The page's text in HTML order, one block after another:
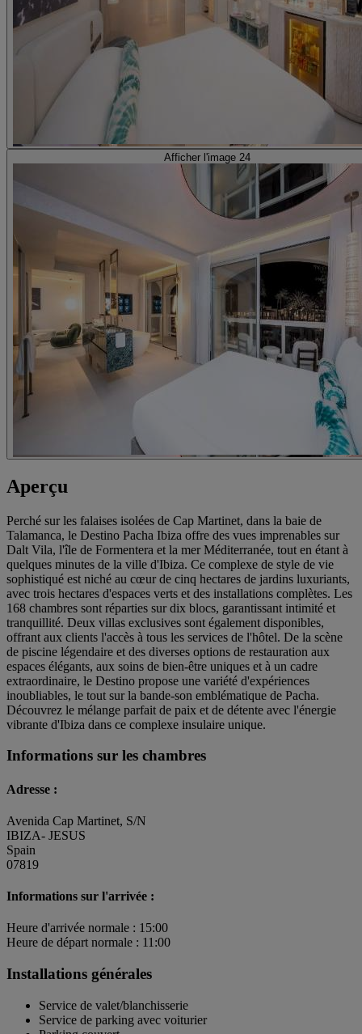
Afficher l'image 24
Aperçu
Perché sur les falaises isolées de Cap Martinet, dans la baie de
Talamanca, le Destino Pacha Ibiza offre des vues imprenables sur
Dalt Vila, l'île de Formentera et la mer Méditerranée, tout en étant à
quelques minutes de la ville d'Ibiza. Ce complexe de style de vie
sophistiqué est niché au cœur de cinq hectares de jardins luxuriants,
avec trois hectares d'espaces verts et des installations complètes. Les
168 chambres sont réparties sur dix blocs, garantissant intimité et
tranquillité. Deux villas exclusives sont également disponibles,
offrant aux clients l'accès à tous les services de l'hôtel. De la scène
de piscine légendaire et des diverses options de restauration aux
espaces élégants, aux soins de bien-être uniques et à un cadre
extraordinaire, le Destino propose une variété d'expériences
inoubliables, le tout sur la bande-son emblématique de Pacha.
Découvrez le mélange parfait de paix et de détente avec l'énergie
vibrante d'Ibiza dans ce complexe insulaire unique.
Informations sur les chambres
Adresse :
Avenida Cap Martinet, S/N
IBIZA- JESUS
Spain
07819
Informations sur l'arrivée :
Heure d'arrivée normale : 15:00
Heure de départ normale : 11:00
Installations générales
Service de valet/blanchisserie
Service de parking avec voiturier